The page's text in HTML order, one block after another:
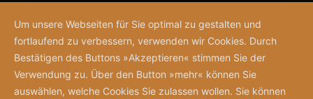
Um unsere Webseiten für Sie optimal zu gestalten und
fortlaufend zu verbessern, verwenden wir Cookies. Durch
Bestätigen des Buttons »Akzeptieren« stimmen Sie der
Verwendung zu. Über den Button »mehr« können Sie
auswählen, welche Cookies Sie zulassen wollen. Sie können